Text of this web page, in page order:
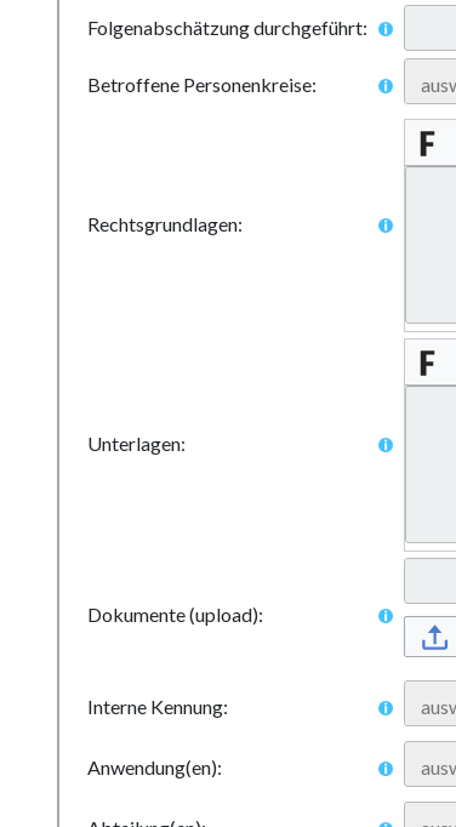
Folgenabschätzung durchgeführt:
Betroffene Personenkreise:
Rechtsgrundlagen:
Unterlagen:
Dokumente (upload):
Interne Kennung:
Anwendung(en):